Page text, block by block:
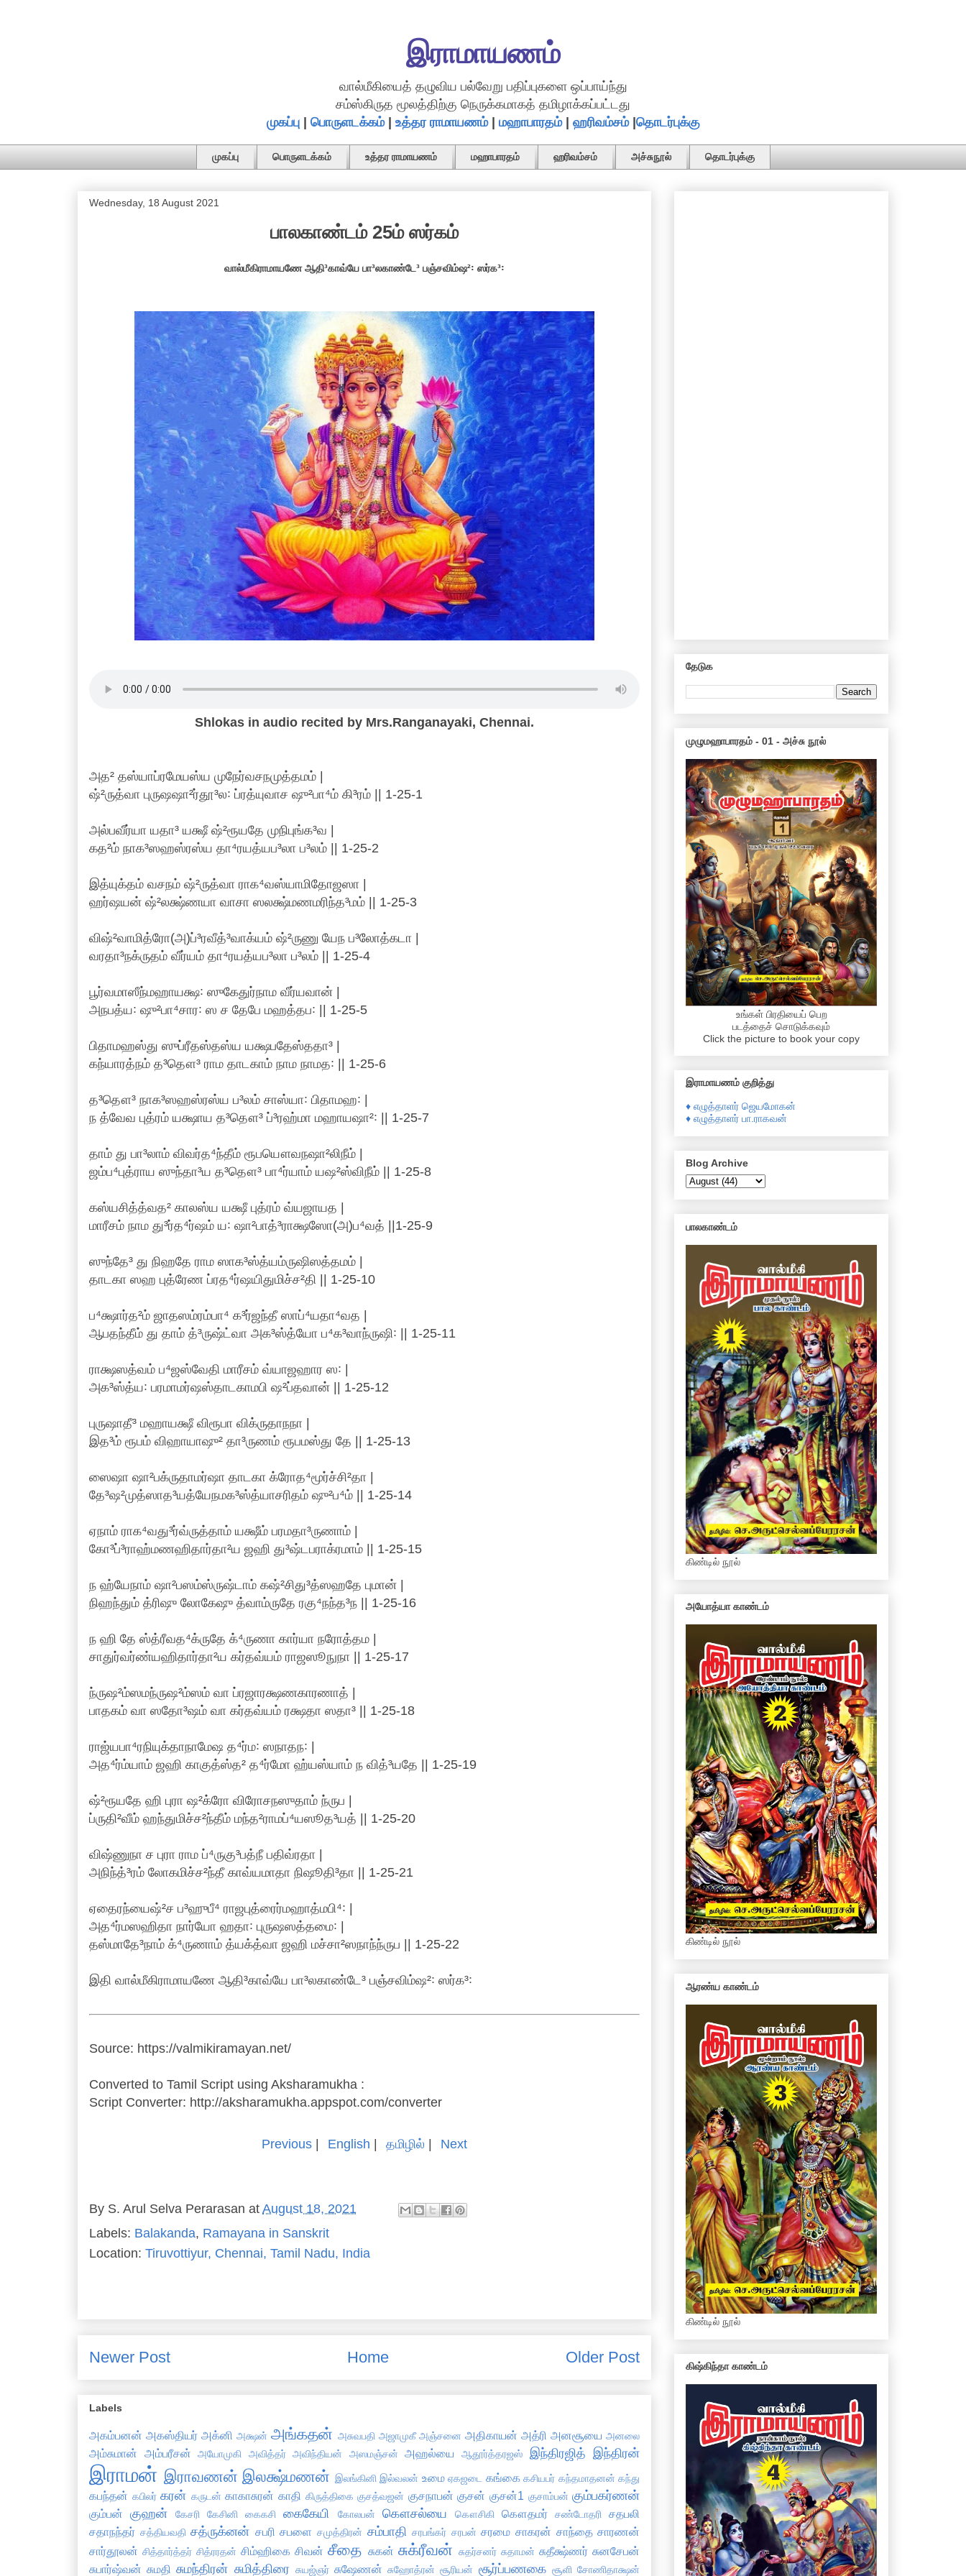
இராமாயணம்
வால்மீகியைத் தழுவிய பல்வேறு பதிப்புகளை ஒப்பாய்ந்து
சம்ஸ்கிருத மூலத்திற்கு நெருக்கமாகத் தமிழாக்கப்பட்டது
முகப்பு| பொருளடக்கம்| உத்தர ராமாயணம்| மஹாபாரதம்| ஹரிவம்சம்| தொடர்புக்கு
முகப்பு பொருளடக்கம் உத்தர ராமாயணம் மஹாபாரதம் ஹரிவம்சம் அச்சுநூல் தொடர்புக்கு
Wednesday, 18 August 2021
பாலகாண்டம் 25ம் ஸர்கம்
வால்மீகிராமாயணே ஆதி³காவ்யே பா³லகாண்டே³ பஞ்சவிம்ஷ²꞉ ஸர்க³꞉
Shlokas in audio recited by Mrs.Ranganayaki, Chennai.
அத² தஸ்யாப்ரமேயஸ்ய முநேர்வசநமுத்தமம் |
ஷ்²ருத்வா புருஷஷா²ர்தூ³ல꞉ ப்ரத்யுவாச ஷு²பா⁴ம் கி³ரம் || 1-25-1
அல்பவீர்யா யதா³ யக்ஷீ ஷ்²ரூயதே முநிபுங்க³வ |
கத²ம் நாக³ஸஹஸ்ரஸ்ய தா⁴ரயத்யப³லா ப³லம் || 1-25-2
இத்யுக்தம் வசநம் ஷ்²ருத்வா ராக⁴வஸ்யாமிதோஜஸா |
ஹர்ஷயன் ஷ்²லக்ஷ்ணயா வாசா ஸலக்ஷ்மணமரிந்த³மம் || 1-25-3
விஷ்²வாமித்ரோ(அ)ப்³ரவீத்³வாக்யம் ஷ்²ருணு யேந ப³லோத்கடா |
வரதா³நக்ருதம் வீர்யம் தா⁴ரயத்யப³லா ப³லம் || 1-25-4
பூர்வமாஸீந்மஹாயக்ஷ꞉ ஸுகேதுர்நாம வீர்யவான் |
அநபத்ய꞉ ஷு²பா⁴சார꞉ ஸ ச தேபே மஹத்தப꞉ || 1-25-5
பிதாமஹஸ்து ஸுப்ரீதஸ்தஸ்ய யக்ஷபதேஸ்ததா³ |
கந்யாரத்நம் த³தௌ³ ராம தாடகாம் நாம நாமத꞉ || 1-25-6
த³தௌ³ நாக³ஸஹஸ்ரஸ்ய ப³லம் சாஸ்யா꞉ பிதாமஹ꞉ |
ந த்வேவ புத்ரம் யக்ஷாய த³தௌ³ ப்³ரஹ்மா மஹாயஷா²꞉ || 1-25-7
தாம் து பா³லாம் விவர்த⁴ந்தீம் ரூபயௌவநஷா²லிநீம் |
ஜம்ப⁴புத்ராய ஸுந்தா³ய த³தௌ³ பா⁴ர்யாம் யஷ²ஸ்விநீம் || 1-25-8
கஸ்யசித்த்வத² காலஸ்ய யக்ஷீ புத்ரம் வ்யஜாயத |
மாரீசம் நாம து³ர்த⁴ர்ஷம் ய꞉ ஷா²பாத்³ராக்ஷஸோ(அ)ப⁴வத் ||1-25-9
ஸுந்தே³ து நிஹதே ராம ஸாக³ஸ்த்யம்ருஷிஸத்தமம் |
தாடகா ஸஹ புத்ரேண ப்ரத⁴ர்ஷயிதுமிச்ச²தி || 1-25-10
ப⁴க்ஷார்த²ம் ஜாதஸம்ரம்பா⁴ க³ர்ஜந்தீ ஸாப்⁴யதா⁴வத |
ஆபதந்தீம் து தாம் த்³ருஷ்ட்வா அக³ஸ்த்யோ ப⁴க³வாந்ருஷி꞉ || 1-25-11
ராக்ஷஸத்வம் ப⁴ஜஸ்வேதி மாரீசம் வ்யாஜஹார ஸ꞉ |
அக³ஸ்த்ய꞉ பரமாமர்ஷஸ்தாடகாமபி ஷ²ப்தவான் || 1-25-12
புருஷாதீ³ மஹாயக்ஷீ விரூபா விக்ருதாநநா |
இத³ம் ரூபம் விஹாயாஷு² தா³ருணம் ரூபமஸ்து தே || 1-25-13
ஸைஷா ஷா²பக்ருதாமர்ஷா தாடகா க்ரோத⁴மூர்ச்சி²தா |
தே³ஷ²முத்ஸாத³யத்யேநமக³ஸ்த்யாசரிதம் ஷு²ப⁴ம் || 1-25-14
ஏநாம் ராக⁴வது³ர்வ்ருத்தாம் யக்ஷீம் பரமதா³ருணாம் |
கோ³ப்³ராஹ்மணஹிதார்தா²ய ஜஹி து³ஷ்டபராக்ரமாம் || 1-25-15
ந ஹ்யேநாம் ஷா²பஸம்ஸ்ருஷ்டாம் கஷ்²சிது³த்ஸஹதே புமான் |
நிஹந்தும் த்ரிஷு லோகேஷு த்வாம்ருதே ரகு⁴நந்த³ந || 1-25-16
ந ஹி தே ஸ்த்ரீவத⁴க்ருதே க்⁴ருணா கார்யா நரோத்தம |
சாதுர்வர்ண்யஹிதார்தா²ய கர்தவ்யம் ராஜஸூநுநா || 1-25-17
ந்ருஷ²ம்ஸமந்ருஷ²ம்ஸம் வா ப்ரஜாரக்ஷணகாரணாத் |
பாதகம் வா ஸதோ³ஷம் வா கர்தவ்யம் ரக்ஷதா ஸதா³ || 1-25-18
ராஜ்யபா⁴ரநியுக்தாநாமேஷ த⁴ர்ம꞉ ஸநாதந꞉ |
அத⁴ர்ம்யாம் ஜஹி காகுத்ஸ்த² த⁴ர்மோ ஹ்யஸ்யாம் ந வித்³யதே || 1-25-19
ஷ்²ரூயதே ஹி புரா ஷ²க்ரோ விரோசநஸுதாம் ந்ருப |
ப்ருதி²வீம் ஹந்துமிச்ச²ந்தீம் மந்த²ராமப்⁴யஸூத³யத் || 1-25-20
விஷ்ணுநா ச புரா ராம ப்⁴ருகு³பத்நீ பதிவ்ரதா |
அநிந்த்³ரம் லோகமிச்ச²ந்தீ காவ்யமாதா நிஷூதி³தா || 1-25-21
ஏதைரந்யைஷ்²ச ப³ஹுபீ⁴ ராஜபுத்ரைர்மஹாத்மபி⁴꞉ |
அத⁴ர்மஸஹிதா நார்யோ ஹதா꞉ புருஷஸத்தமை꞉ |
தஸ்மாதே³நாம் க்⁴ருணாம் த்யக்த்வா ஜஹி மச்சா²ஸநாந்ந்ருப || 1-25-22
இதி வால்மீகிராமாயணே ஆதி³காவ்யே பா³லகாண்டே³ பஞ்சவிம்ஷ²꞉ ஸர்க³꞉
Source: https://valmikiramayan.net/
Converted to Tamil Script using Aksharamukha :
Script Converter: http://aksharamukha.appspot.com/converter
Previous English தமிழில் Next
By S. Arul Selva Perarasan at August 18, 2021
Labels: Balakanda, Ramayana in Sanskrit
Location: Tiruvottiyur, Chennai, Tamil Nadu, India
Newer Post Older Post
Home
Labels
அகம்பனன் அகஸ்தியர் அக்னி அக்ஷன் அங்கதன் அசுவபதி அஜாமுகீ அஞ்சனை அதிகாயன் அத்ரி அனசூயை அனலை
அம்சுமான் அம்பரீசன் அயோமுகி அவித்தர் அவிந்தியன் அஸமஞ்சன் அஹல்யை ஆதூர்த்தரஜஸ் இந்திரஜித் இந்திரன்
இராமன் இராவணன் இலக்ஷ்மணன் இலங்கினி இல்வலன் உமை ஏகஜடை கங்கை கசியபர் கந்தமாதனன் கந்து
கபந்தன் கபிலர் கரன் கருடன் காகாசுரன் காதி கிருத்திகை குசத்வஜன் குசநாபன் குசன் குசன்1 குசாம்பன் கும்பகர்ணன்
கும்பன் குஹன் கேசரி கேசினி கைகசி கைகேயி கோலபன் கௌசல்யை கௌசிகி கௌதமர் சண்டோதரி
சதபலி
சதாநந்தர் சத்தியவதி சத்ருக்னன் சபரி சபளை சமுத்திரன் சம்பாதி சரபங்கர் சரபன் சரமை சாகரன் சாந்தை சாரணன்
சார்தூலன் சித்தார்த்தர் சித்ரரதன் சிம்ஹிகை சிவன் சீதை சுகன் சுக்ரீவன் சுதர்சனர் சுதாமன் சுதீக்ஷ்ணர் சுனசேபன்
சுபார்ஷ்வன் சுமதி சுமந்திரன் சுமித்திரை சுயஜ்ஞர் சுஷேணன் சுஹோத்ரன் சூரியன் சூர்ப்பணகை சூளி சோணிதாக்ஷன்
தேடுக
முழுமஹாபாரதம் - 01 - அச்சு நூல்
உங்கள் பிரதியைப் பெற
படத்தைச் சொடுக்கவும்
Click the picture to book your copy
இராமாயணம் குறித்து
♦ எழுத்தாளர் ஜெயமோகன்
♦ எழுத்தாளர் பா.ராகவன்
Blog Archive
பாலகாண்டம்
கிண்டில் நூல்
அயோத்யா காண்டம்
கிண்டில் நூல்
ஆரண்ய காண்டம்
கிண்டில் நூல்
கிஷ்கிந்தா காண்டம்